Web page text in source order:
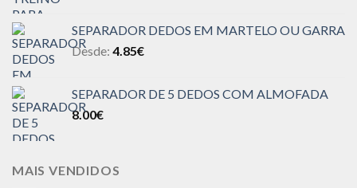
SEPARADOR DEDOS EM MARTELO OU GARRA
Desde: 4.85€
SEPARADOR DE 5 DEDOS COM ALMOFADA
8.00€
MAIS VENDIDOS